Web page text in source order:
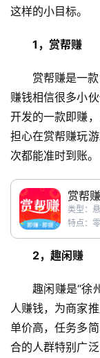
这样的小目标。
1，赏帮赚
赏帮赚是一
赚钱相信很多小
开发的一款即赚
担心在赏帮赚玩
次都能准时到账。
赏帮赚
类型：
特点：
2，趣闲赚
趣闲赚是“徐
人赚钱，为商家
单价高，任务多
合的人群特别广